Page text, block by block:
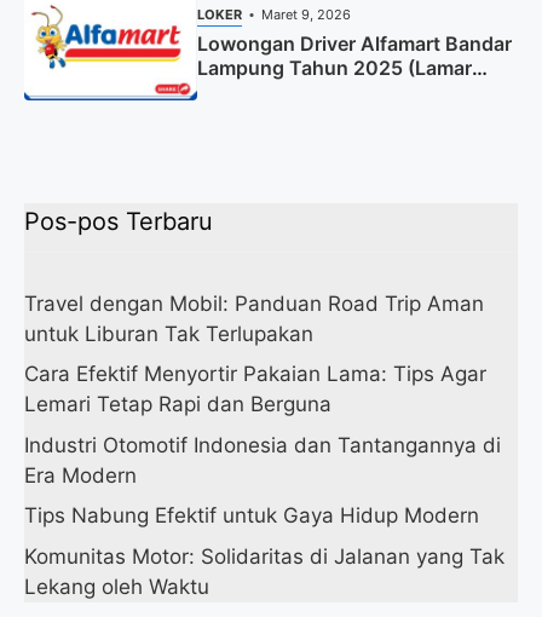
LOKER Maret 9, 2026
Lowongan Driver Alfamart Bandar
Lampung Tahun 2025 (Lamar
Sekarang)
Pos-pos Terbaru
Travel dengan Mobil: Panduan Road Trip Aman
untuk Liburan Tak Terlupakan
Cara Efektif Menyortir Pakaian Lama: Tips Agar
Lemari Tetap Rapi dan Berguna
Industri Otomotif Indonesia dan Tantangannya di
Era Modern
Tips Nabung Efektif untuk Gaya Hidup Modern
Komunitas Motor: Solidaritas di Jalanan yang Tak
Lekang oleh Waktu